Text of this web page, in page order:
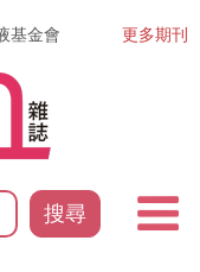
基金會
搜尋
更多期刊